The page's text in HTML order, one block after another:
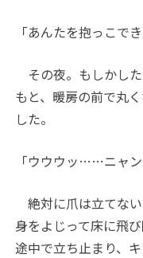
「あんたを抱っこで
その夜。もしかし
もと、暖房の前で丸
した。
「ウウウッ……ニャン
絶対に爪は立てな
身をよじって床に飛
途中で立ち止まり、